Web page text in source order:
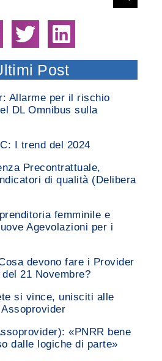
Post
Allarme per il rischio
DL Omnibus sulla
I trend del 2024
Precontrattuale,
di qualità (Delibera
femminile e
Agevolazioni per i
devono fare i Provider
21 Novembre?
si vince, unisciti alle
«PNRR bene
dalle logiche di parte»